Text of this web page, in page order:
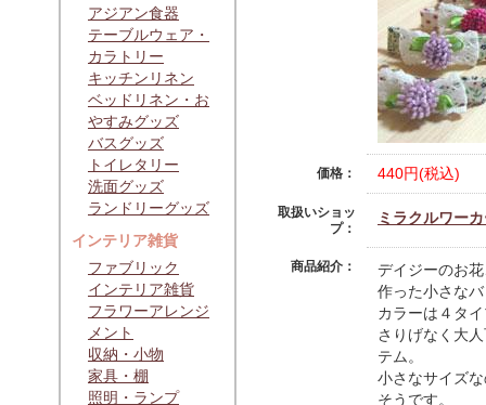
アジアン食器
テーブルウェア・
カラトリー
キッチンリネン
ベッドリネン・お
やすみグッズ
バスグッズ
トイレタリー
洗面グッズ
ランドリーグッズ
インテリア雑貨
ファブリック
インテリア雑貨
フラワーアレンジ
メント
収納・小物
家具・棚
照明・ランプ
価格： 440円(税込)
取扱いショッ
プ：
ミラクルワー
商品紹介：
デイジーのお
作った小さな
カラーは４タ
さりげなく大
テム。
小さなサイズ
そうです。